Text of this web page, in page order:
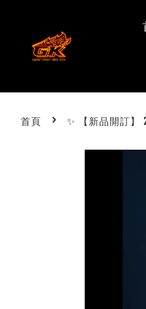
首頁 › ✨ 【新品開訂】